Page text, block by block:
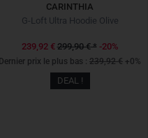
CARINTHIA
G-Loft Ultra Hoodie Olive
239,92 € 299,90 €* -20%
Dernier prix le plus bas : 239,92 € +0%
DEAL !